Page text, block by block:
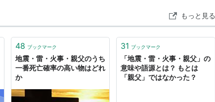
もっと見る
48 ブックマーク
地震・雷・火事・親父のうち
一番死亡確率の高い物はどれ
か
31 ブックマーク
「地震・雷・火事・親父」の
意味や語源とは？ もとは
「親父」ではなかった？